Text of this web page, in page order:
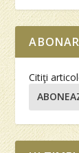
Citiţi